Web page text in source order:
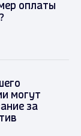
оплаты
могут
за